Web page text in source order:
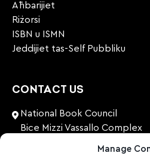
Manage
Aħbarijiet
Riżorsi
ISBN u ISMN
Jeddijiet tas-Self Pubbliku
CONTACT US
National Book Council
Bice Mizzi Vassallo Complex